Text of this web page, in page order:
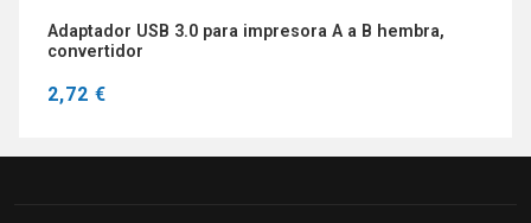
Adaptador USB 3.0 para impresora A a B hembra,
convertidor
2,72 €